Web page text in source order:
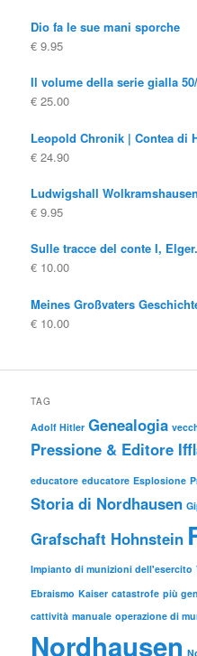
Dio fa le sue mani sporche
€ 9.95
Il volume della serie gialla
€ 25.00
Leopold Chronik | Contea di
€ 24.90
Ludwigshall Wolkramshausen
€ 9.95
Sulle tracce del conte I, Elger.
€ 10.00
Meines Großvaters
€ 10.00
TAG
Adolf Hitler Genealogia
Pressione & Editore
educatore educatore Esplosione
Storia di Nordhausen
Grafschaft Hohnstein
Impianto di munizioni dell'esercito
Ebraismo Kaiser catastrofe più
cattività manuale operazione di
Nordhausen